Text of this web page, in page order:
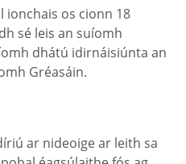
ionchais os cionn 18
sé leis an suíomh
dhátú idirnáisiúnta an
Gréasáin.
ar nideoige ar leith sa